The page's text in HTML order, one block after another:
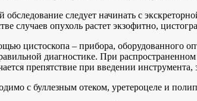
следует начинать с
случаев опухоль растет экзофитно,
цистоскопа – прибора, оборудованного
диагностике. При
препятствие при введении
с буллезным отеком, уретероцеле и